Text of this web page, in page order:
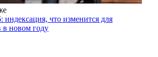
индексация, что изменится для
в новом году